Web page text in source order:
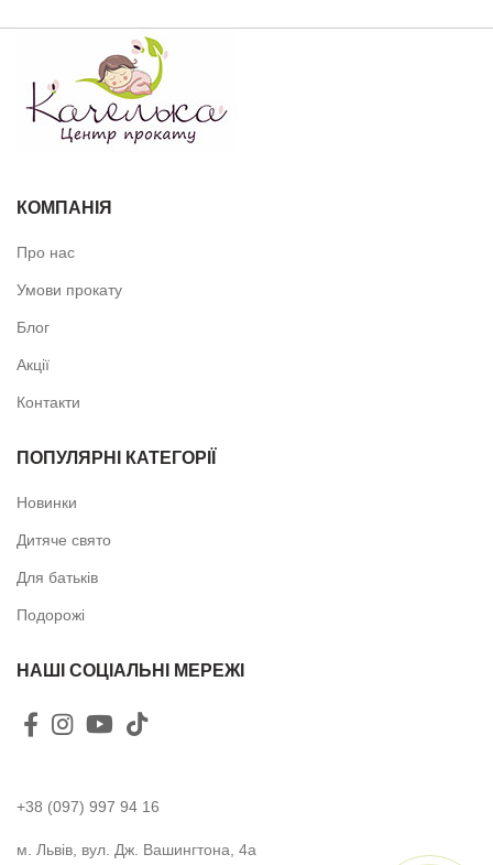
КОМПАНІЯ
Про нас
Умови прокату
Блог
Акції
Контакти
ПОПУЛЯРНІ КАТЕГОРІЇ
Новинки
Дитяче свято
Для батьків
Подорожі
НАШІ СОЦІАЛЬНІ МЕРЕЖІ
+38 (097) 997 94 16
м. Львів, вул. Дж. Вашингтона, 4а